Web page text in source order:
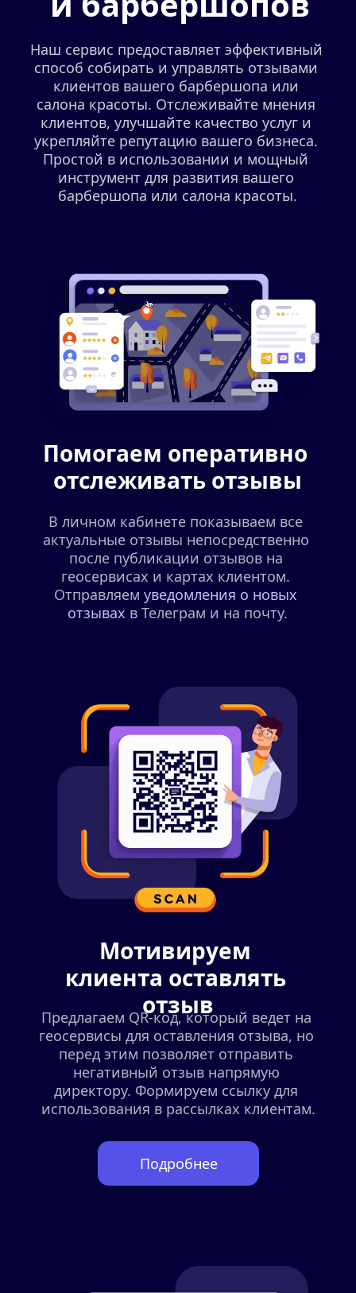
Наш сервис предоставляет эффективный
способ собирать и управлять отзывами
клиентов вашего барбершопа или
салона красоты. Отслеживайте мнения
клиентов, улучшайте качество услуг и
укрепляйте репутацию вашего бизнеса.
Простой в использовании и мощный
инструмент для развития вашего
барбершопа или салона красоты.
Помогаем оперативно
отслеживать отзывы
В личном кабинете показываем все
актуальные отзывы непосредственно
после публикации отзывов на
геосервисах и картах клиентом.
Отправляем уведомления о новых
отзывах в Телеграм и на почту.
Мотивируем
клиента оставлять
отзыв
Предлагаем QR-код, который ведет на
геосервисы для оставления отзыва, но
перед этим позволяет отправить
негативный отзыв напрямую
директору. Формируем ссылку для
использования в рассылках клиентам.
Подробнее